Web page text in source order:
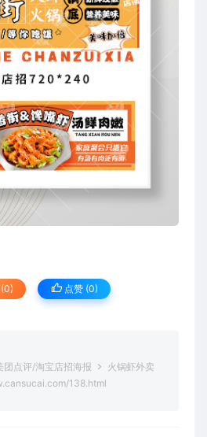
点赞 (0)
团点评/淘宝店招海报
火锅虾外卖
138.html